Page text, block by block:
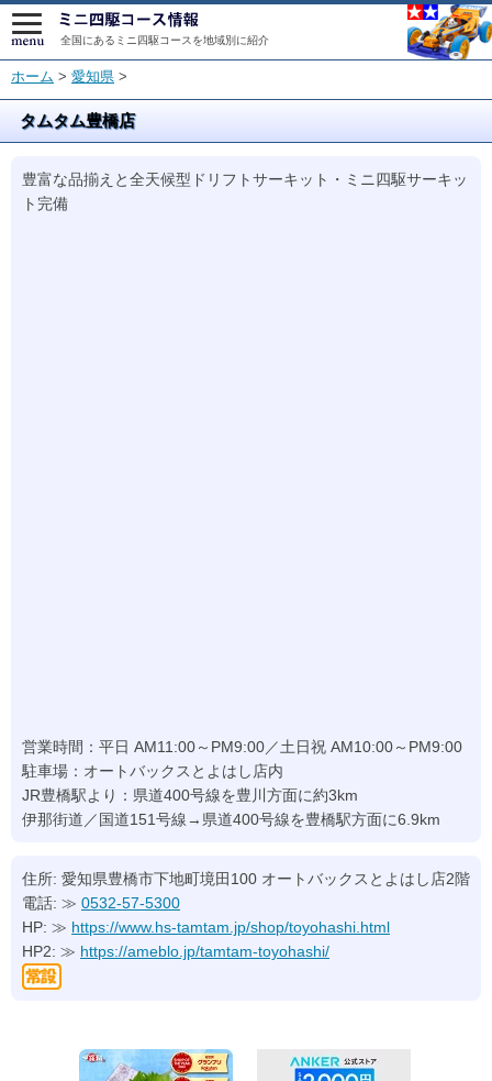
全国にあるミニ四駆コースを地域別に紹介
ホーム > 愛知県 >
タムタム豊橋店
豊富な品揃えと全天候型ドリフトサーキット・ミニ四駆サーキッ
ト完備
営業時間：平日 AM11:00～PM9:00／土日祝 AM10:00～PM9:00
駐車場：オートバックスとよはし店内
JR豊橋駅より：県道400号線を豊川方面に約3km
伊那街道／国道151号線→県道400号線を豊橋駅方面に6.9km
住所: 愛知県豊橋市下地町境田100 オートバックスとよはし店2階
電話: ≫ 0532-57-5300
HP: ≫ https://www.hs-tamtam.jp/shop/toyohashi.html
HP2: ≫ https://ameblo.jp/tamtam-toyohashi/